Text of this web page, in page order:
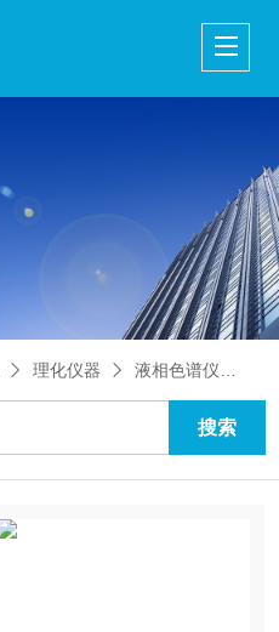
理化仪器 液相色谱仪